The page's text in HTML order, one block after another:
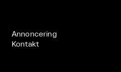
Annoncering
Kontakt